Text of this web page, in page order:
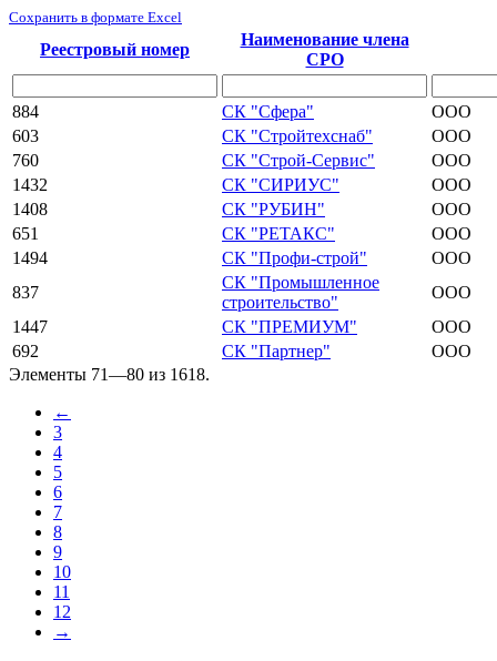
Сохранить в формате Excel
Реестровый номер
Наименование члена
СРО
884 СК "Сфера"
ООО
603
СК "Стройтехснаб"
ООО
760
СК "Строй-Сервис"
ООО
1432
СК "СИРИУС"
ООО
1408
СК "РУБИН"
ООО
651
СК "РЕТАКС"
ООО
1494
СК "Профи-строй"
ООО
837
СК "Промышленное
строительство"
ООО
1447
СК "ПРЕМИУМ"
ООО
692
СК "Партнер"
ООО
Элементы 71—80 из 1618.
←
3
4
5
6
7
8
9
10
11
12
→